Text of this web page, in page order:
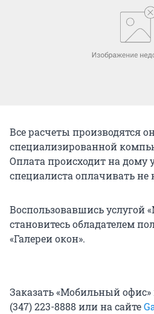
Все расчеты производятся
специализированной
Оплата происходит на дому
специалиста оплачивать не
Воспользовавшись услугой
становитесь обладателем
«Галереи окон».
Заказать «Мобильный
(347) 223-8888 или на сайте